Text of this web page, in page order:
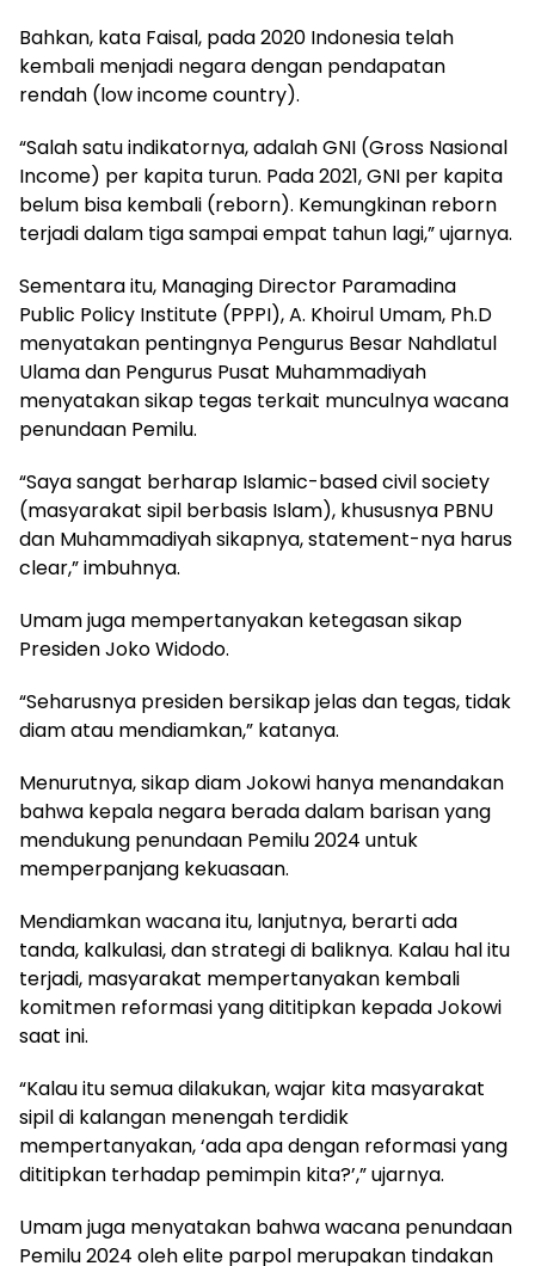
Bahkan, kata Faisal, pada 2020 Indonesia telah
kembali menjadi negara dengan pendapatan
rendah (low income country).
“Salah satu indikatornya, adalah GNI (Gross Nasional
Income) per kapita turun. Pada 2021, GNI per kapita
belum bisa kembali (reborn). Kemungkinan reborn
terjadi dalam tiga sampai empat tahun lagi,” ujarnya.
Sementara itu, Managing Director Paramadina
Public Policy Institute (PPPI), A. Khoirul Umam, Ph.D
menyatakan pentingnya Pengurus Besar Nahdlatul
Ulama dan Pengurus Pusat Muhammadiyah
menyatakan sikap tegas terkait munculnya wacana
penundaan Pemilu.
“Saya sangat berharap Islamic-based civil society
(masyarakat sipil berbasis Islam), khususnya PBNU
dan Muhammadiyah sikapnya, statement-nya harus
clear,” imbuhnya.
Umam juga mempertanyakan ketegasan sikap
Presiden Joko Widodo.
“Seharusnya presiden bersikap jelas dan tegas, tidak
diam atau mendiamkan,” katanya.
Menurutnya, sikap diam Jokowi hanya menandakan
bahwa kepala negara berada dalam barisan yang
mendukung penundaan Pemilu 2024 untuk
memperpanjang kekuasaan.
Mendiamkan wacana itu, lanjutnya, berarti ada
tanda, kalkulasi, dan strategi di baliknya. Kalau hal itu
terjadi, masyarakat mempertanyakan kembali
komitmen reformasi yang dititipkan kepada Jokowi
saat ini.
“Kalau itu semua dilakukan, wajar kita masyarakat
sipil di kalangan menengah terdidik
mempertanyakan, ‘ada apa dengan reformasi yang
dititipkan terhadap pemimpin kita?’,” ujarnya.
Umam juga menyatakan bahwa wacana penundaan
Pemilu 2024 oleh elite parpol merupakan tindakan